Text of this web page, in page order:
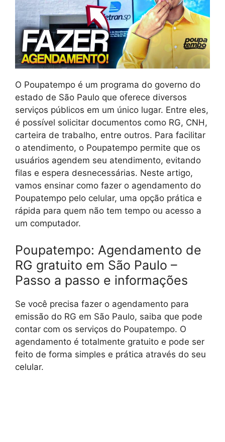
O Poupatempo é um programa do governo do
estado de São Paulo que oferece diversos
serviços públicos em um único lugar. Entre eles,
é possível solicitar documentos como RG, CNH,
carteira de trabalho, entre outros. Para facilitar
o atendimento, o Poupatempo permite que os
usuários agendem seu atendimento, evitando
filas e espera desnecessárias. Neste artigo,
vamos ensinar como fazer o agendamento do
Poupatempo pelo celular, uma opção prática e
rápida para quem não tem tempo ou acesso a
um computador.
Poupatempo: Agendamento de
RG gratuito em São Paulo –
Passo a passo e informações
Se você precisa fazer o agendamento para
emissão do RG em São Paulo, saiba que pode
contar com os serviços do Poupatempo. O
agendamento é totalmente gratuito e pode ser
feito de forma simples e prática através do seu
celular.